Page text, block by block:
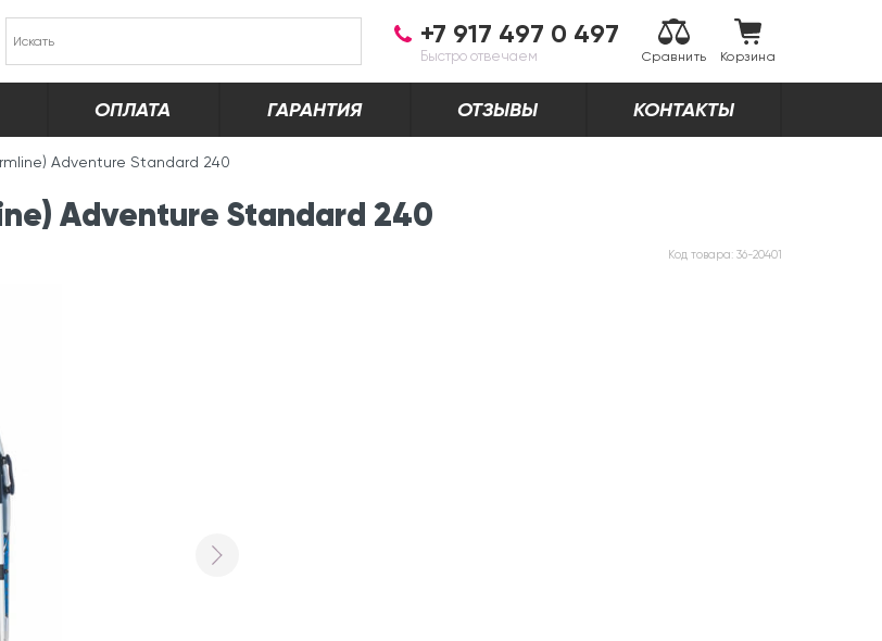
+7 917 497 0 497
Быстро отвечаем Сравнить Корзина
ОПЛАТА ГАРАНТИЯ ОТЗЫВЫ КОНТАКТЫ
Adventure Standard 240
Adventure Standard 240
Код товара: 36-20401